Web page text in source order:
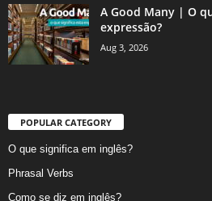
A Good Many | O
expressão?
Aug 3, 2026
POPULAR CATEGORY
O que significa em inglês?
Phrasal Verbs
Como se diz em inglês?